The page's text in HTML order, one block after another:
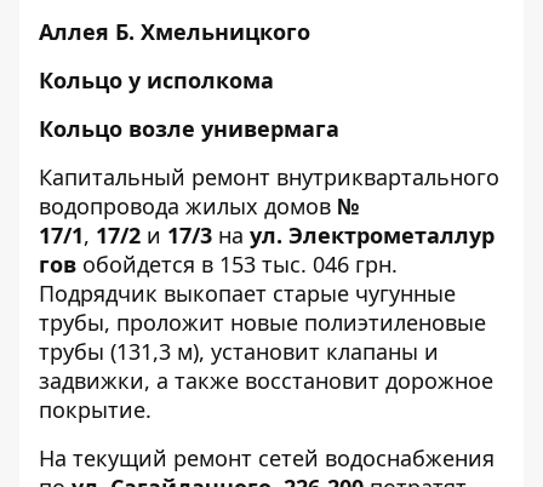
Аллея Б. Хмельницкого
Кольцо у исполкома
Кольцо возле универмага
Капитальный ремонт внутриквартального
водопровода жилых домов №
17/1, 17/2 и 17/3 на ул. Электрометаллур
гов обойдется в 153 тыс. 046 грн.
Подрядчик выкопает старые чугунные
трубы, проложит новые полиэтиленовые
трубы (131,3 м), установит клапаны и
задвижки, а также восстановит дорожное
покрытие.
На текущий ремонт сетей водоснабжения